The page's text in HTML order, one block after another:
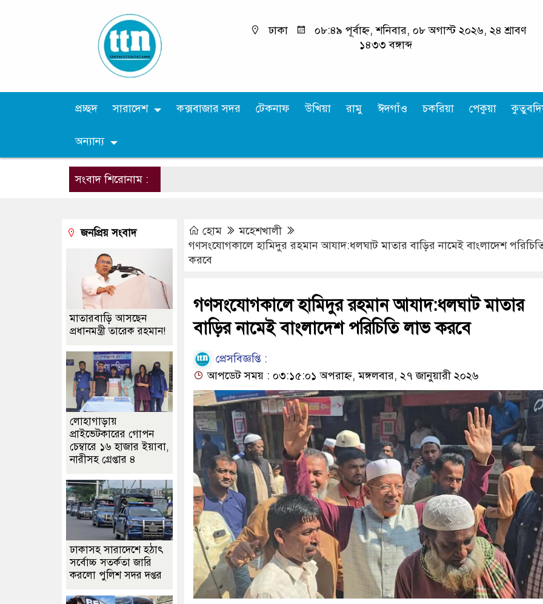
ঢাকা
০৮:৪৯ পূর্বাহ্ন, শনিবার, ০৮ অগাস্ট ২০২৬, ২৪ শ্রাবণ
১৪৩৩ বঙ্গাব্দ
প্রচ্ছদ সারাদেশ কক্সবাজার সদর টেকনাফ উখিয়া রামু ঈদগাঁও চকরিয়া পেকুয়া
অন্যান্য
সংবাদ শিরোনাম :
হোম
মহেশখালী
গণসংযোগকালে হামিদুর রহমান আযাদ:ধলঘাট মাতার বাড়ির নামেই বাংলাদেশ
করবে
গণসংযোগকালে হামিদুর রহমান আযাদ:ধলঘাট মাতার
বাড়ির নামেই বাংলাদেশ পরিচিতি লাভ করবে
প্রেসবিজ্ঞপ্তি :
আপডেট সময় : ০৩:১৫:০১ অপরাহ্ন, মঙ্গলবার, ২৭ জানুয়ারী ২০২৬
জনপ্রিয় সংবাদ
মাতারবাড়ি আসছেন
প্রধানমন্ত্রী তারেক রহমান!
লোহাগাড়ায়
প্রাইভেটকারের গোপন
চেম্বারে ১৬ হাজার ইয়াবা,
নারীসহ গ্রেপ্তার ৪
ঢাকাসহ সারাদেশে হঠাৎ
সর্বোচ্চ সতর্কতা জা‌রি
করলো পুলিশ সদর দপ্তর